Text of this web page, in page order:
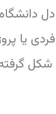
دل
یا